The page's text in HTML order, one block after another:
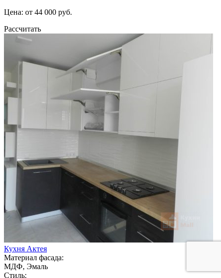
Цена: от 44 000 руб.
Рассчитать
Кухня Актея
Материал фасада:
МДФ, Эмаль
Стиль: